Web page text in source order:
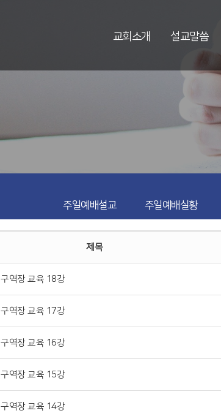
교회소개 설교말씀
주일예배설교 주일예배실황
제목
구역장 교육 18강
구역장 교육 17강
구역장 교육 16강
구역장 교육 15강
구역장 교육 14강